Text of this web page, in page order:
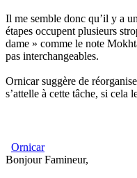
Il me semble donc qu’il y a
étapes occupent plusieurs
dame » comme le note
pas interchangeables.
Ornicar suggère de
s’attelle à cette tâche, si cela
Ornicar
Bonjour Famineur,